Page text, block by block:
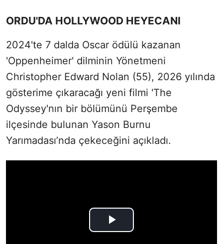
ORDU'DA HOLLYWOOD HEYECANI
2024'te 7 dalda Oscar ödülü kazanan
'Oppenheimer' dilminin Yönetmeni
Christopher Edward Nolan (55), 2026 yılında
gösterime çıkaracağı yeni filmi 'The
Odyssey'nın bir bölümünü Perşembe
ilçesinde bulunan Yason Burnu
Yarımadası’nda çekeceğini açıkladı.